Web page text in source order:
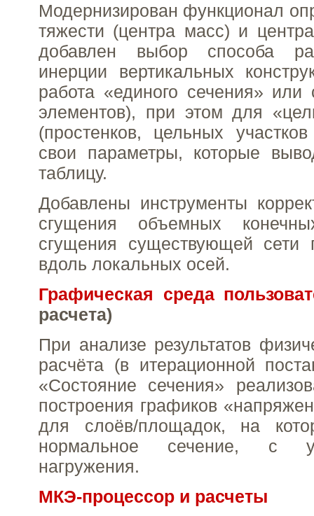
Модернизирован функционал
тяжести (центра масс) и
добавлен выбор способа
инерции вертикальных
работа «единого сечения»
элементов), при этом для
(простенков, цельных
свои параметры, которые
таблицу.
Добавлены инструменты
сгущения объемных
сгущения существующей сети
вдоль локальных осей.
Графическая среда
расчета)
При анализе результатов
расчёта (в итерационной
«Состояние сечения»
построения графиков
для слоёв/площадок, на
нормальное сечение, с
нагружения.
МКЭ-процессор и расчеты